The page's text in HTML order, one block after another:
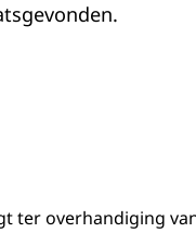
ter overhandiging